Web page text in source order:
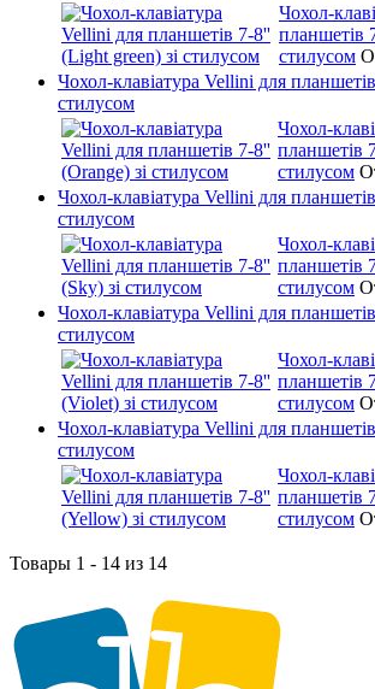
Чохол-
планшетів
стилусом
Чохол-клавіатура Vellini для
стилусом
Чохол-
планшетів
стилусом
Чохол-клавіатура Vellini для
стилусом
Чохол-
планшетів
стилусом
Чохол-клавіатура Vellini для
стилусом
Чохол-
планшетів
стилусом
Чохол-клавіатура Vellini для
стилусом
Чохол-
планшетів
стилусом
Товары 1 - 14 из 14